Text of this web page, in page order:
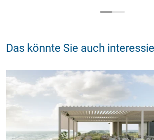
Das könnte Sie auch